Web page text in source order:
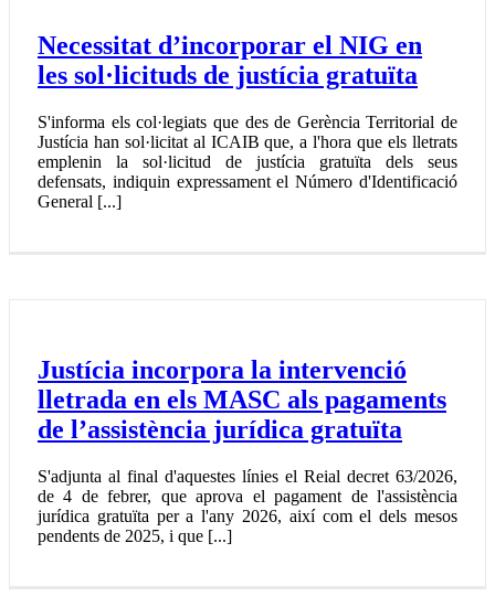
Necessitat d’incorporar el NIG en
les sol·licituds de justícia gratuïta
S'informa els col·legiats que des de Gerència Territorial de
Justícia han sol·licitat al ICAIB que, a l'hora que els lletrats
emplenin la sol·licitud de justícia gratuïta dels seus
defensats, indiquin expressament el Número d'Identificació
General [...]
Justícia incorpora la intervenció
lletrada en els MASC als pagaments
de l’assistència jurídica gratuïta
S'adjunta al final d'aquestes línies el Reial decret 63/2026,
de 4 de febrer, que aprova el pagament de l'assistència
jurídica gratuïta per a l'any 2026, així com el dels mesos
pendents de 2025, i que [...]